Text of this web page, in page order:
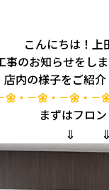
こんにちは！
事のお知らせをし
店内の様子をご紹介
🌼・－🌼・－🌼・－
まずはフロ
⇓